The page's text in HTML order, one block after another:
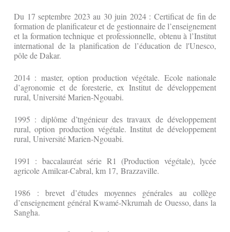
Du 17 septembre 2023 au 30 juin 2024 : Certificat de fin de
formation de planificateur et de gestionnaire de l’enseignement
et la formation technique et professionnelle, obtenu à l’Institut
international de la planification de l’éducation de l'Unesco,
pôle de Dakar.
2014 : master, option production végétale. Ecole nationale
d’agronomie et de foresterie, ex Institut de développement
rural, Université Marien-Ngouabi.
1995 : diplôme d’tngénieur des travaux de développement
rural, option production végétale. Institut de développement
rural, Université Marien-Ngouabi.
1991 : baccalauréat série R1 (Production végétale), lycée
agricole Amilcar-Cabral, km 17, Brazzaville.
1986 : brevet d’études moyennes générales au collège
d’enseignement général Kwamé-Nkrumah de Ouesso, dans la
Sangha.